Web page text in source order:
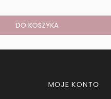
DO KOSZYKA
MOJE KONTO